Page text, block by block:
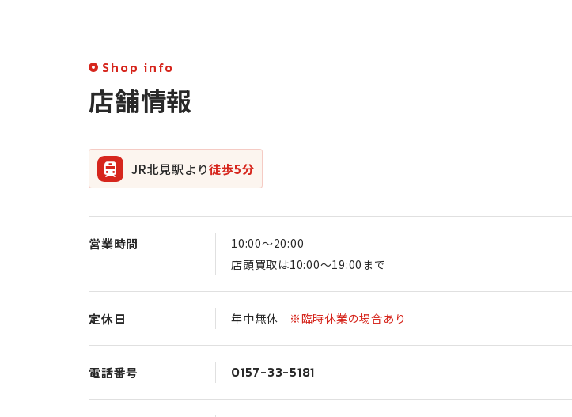
Shop info
店舗情報
JR北見駅より徒歩5分
営業時間
10:00〜20:00
店頭買取は10:00〜19:00まで
定休日 年中無休 ※臨時休業の場合あり
電話番号 0157-33-5181